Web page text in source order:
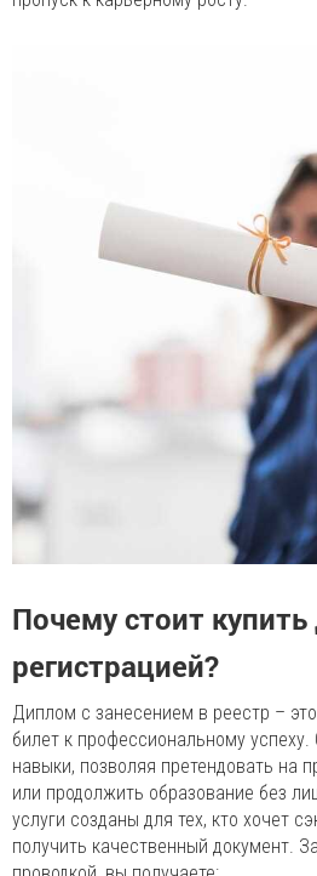
Почему стоит
регистрацией?
Диплом с занесением в реестр –
билет к профессиональному
навыки, позволяя претендовать на
или продолжить образование без
услуги созданы для тех, кто хочет
получить качественный документ.